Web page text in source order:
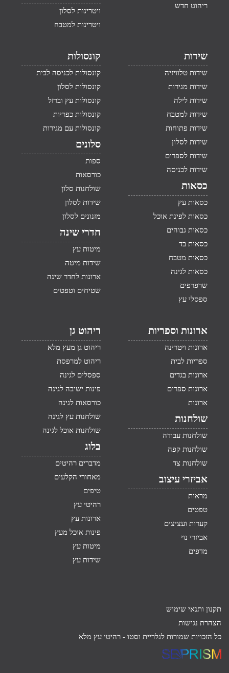
ריהוט חדש
ויטרינות לסלון
ויטרינות למטבח
שידות
שידות טלוויזיה
שידות מגירות
שידות לילה
שידות למטבח
שידות פתוחות
שידות לסלון
שידות לספרים
שידות לכניסה
כסאות
כסאות עץ
כסאות לפינת אוכל
כסאות גבוהים
כסאות בד
כסאות מטבח
כסאות לגינה
שרפרפים
ספסלי עץ
קונסולות
קונסולות לכניסה לבית
קונסולות לסלון
קונסולות עץ וברזל
קונסולות כפריות
קונסולות עם מגירות
סלונים
ספות
כורסאות
שולחנות סלון
שידות לסלון
מזנונים לסלון
חדרי שינה
מיטות עץ
שידות מיטה
ארונות לחדר שינה
שטיחים וטפטים
ארונות וספריות
ארונות ויטרינה
ספריות לבית
ארונות בגדים
ארונות ספרים
ארונות
שולחנות
שולחנות עבודה
שולחנות קפה
שולחנות צד
אביזרי עיצוב
מראות
טפטים
קערות ועציצים
אביזרי נוי
מדפים
ריהוט גן
ריהוט גן מעץ מלא
ריהוט למרפסת
ספסלים לגינה
פינות ישיבה לגינה
כורסאות לגינה
שולחנות עץ לגינה
שולחנות אוכל לגינה
בלוג
מדברים רהיטים
מאחורי הקלעים
טיפים
רהיטי עץ
ארונות עץ
פינות אוכל מעץ
מיטות עץ
שידות עץ
תקנון ותנאי שימוש
הצהרת נגישות
כל הזכויות שמורות לגלריית וסטו - רהיטי עץ מלא